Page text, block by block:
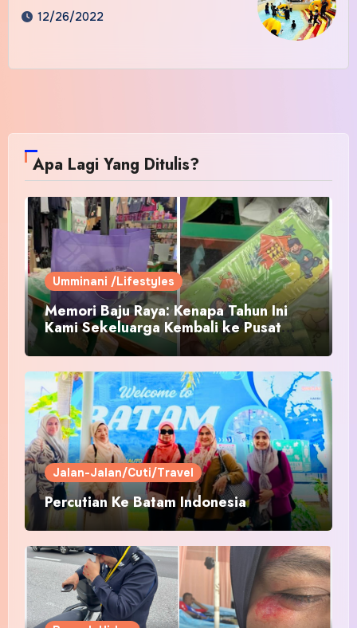
12/26/2022
Apa Lagi Yang Ditulis?
Umminani /Lifestyles
Memori Baju Raya: Kenapa Tahun Ini
Kami Sekeluarga Kembali ke Pusat
Pakaian Hari-Hari?
Jalan-Jalan/Cuti/Travel
Percutian Ke Batam Indonesia